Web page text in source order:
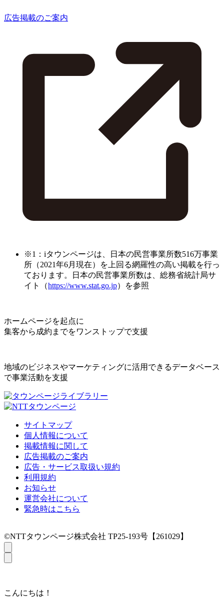
広告掲載のご案内
※1：iタウンページは、日本の民営事業所数516万事業
所（2021年6月現在）を上回る網羅性の高い掲載を行っ
ております。日本の民営事業所数は、総務省統計局サ
イト（https://www.stat.go.jp）を参照
ホームページを起点に
集客から成約までをワンストップで支援
地域のビジネスやマーケティングに活用できるデータベース
で事業活動を支援
サイトマップ
個人情報について
掲載情報に関して
広告掲載のご案内
広告・サービス取扱い規約
利用規約
お知らせ
運営会社について
緊急時はこちら
©NTTタウンページ株式会社 TP25-193号【261029】
こんにちは！